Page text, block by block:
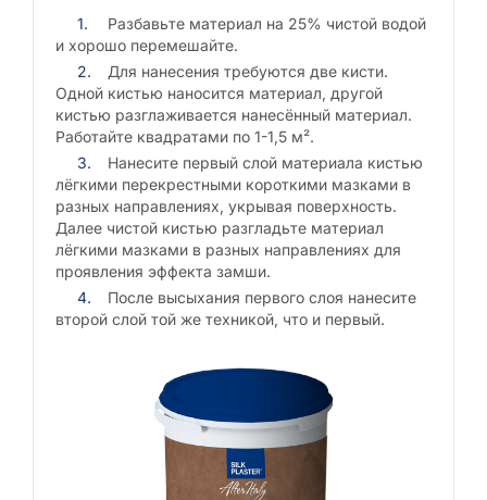
Разбавьте материал на 25% чистой водой
и хорошо перемешайте.
Для нанесения требуются две кисти.
Одной кистью наносится материал, другой
кистью разглаживается нанесённый материал.
Работайте квадратами по 1-1,5 м².
Нанесите первый слой материала кистью
лёгкими перекрестными короткими мазками в
разных направлениях, укрывая поверхность.
Далее чистой кистью разгладьте материал
лёгкими мазками в разных направлениях для
проявления эффекта замши.
После высыхания первого слоя нанесите
второй слой той же техникой, что и первый.